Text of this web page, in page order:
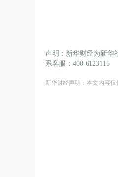
声明：新华财经为新华
系客服：400-6123115
新华财经声明：本文内容仅